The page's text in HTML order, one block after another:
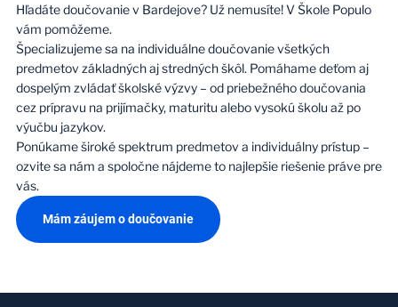
Hľadáte doučovanie v Bardejove? Už nemusíte! V Škole Populo
vám pomôžeme.
Špecializujeme sa na individuálne doučovanie všetkých
predmetov základných aj stredných škôl. Pomáhame deťom aj
dospelým zvládať školské výzvy – od priebežného doučovania
cez prípravu na prijímačky, maturitu alebo vysokú školu až po
výučbu jazykov.
Ponúkame široké spektrum predmetov a individuálny prístup –
ozvite sa nám a spoločne nájdeme to najlepšie riešenie práve pre
vás.
Mám záujem o doučovanie